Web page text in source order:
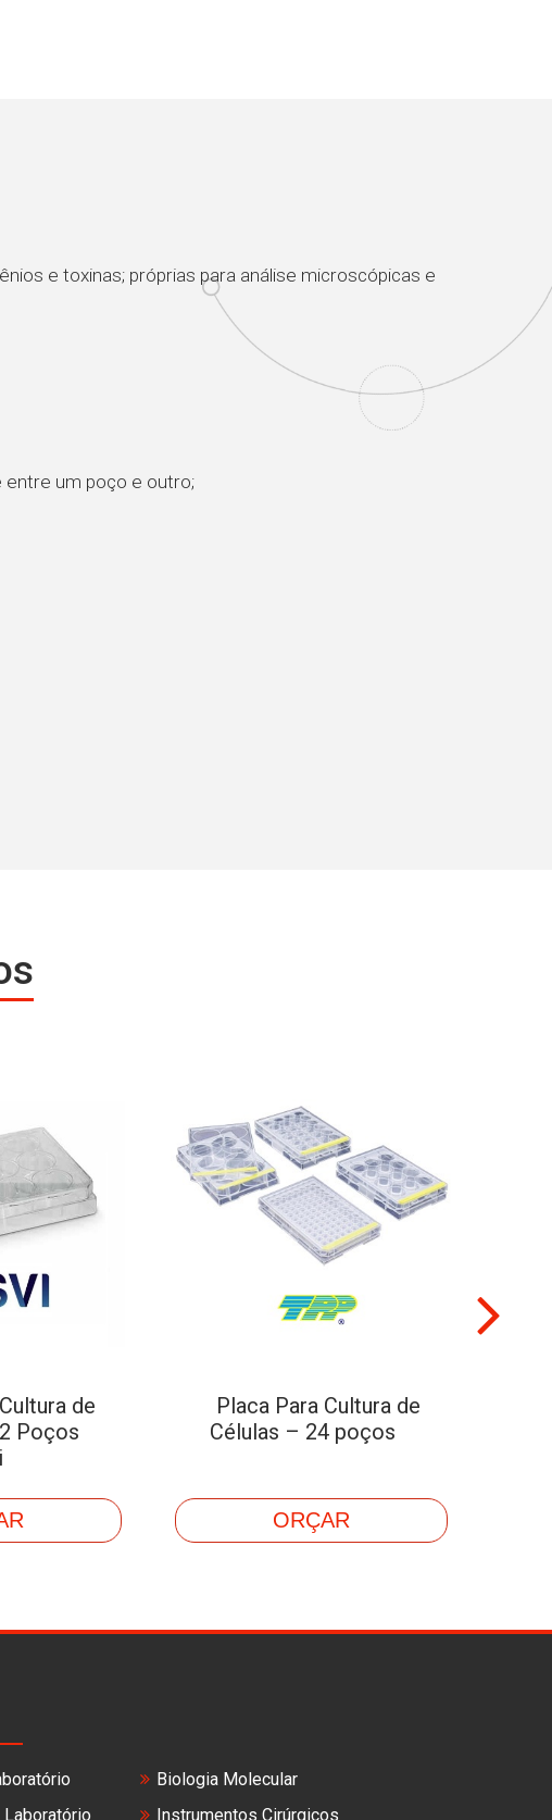
e toxinas; próprias para análise microscópicas e
entre um poço e outro;
de
Poços
Placa Para Cultura de
Células – 24 poços
ORÇAR
Biologia Molecular
Laboratório
Instrumentos Cirúrgicos